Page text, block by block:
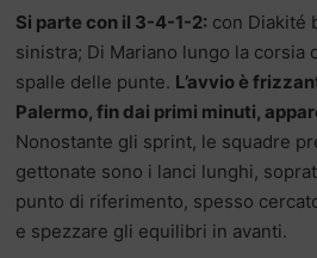
Si parte con il 3-4-1-2: con Diakité
sinistra; Di Mariano lungo la corsia
spalle delle punte. L’avvio è
Palermo, fin dai primi minuti,
Nonostante gli sprint, le squadre
gettonate sono i lanci lunghi,
punto di riferimento, spesso
e spezzare gli equilibri in avanti.